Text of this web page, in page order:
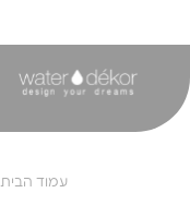
עמוד הבית